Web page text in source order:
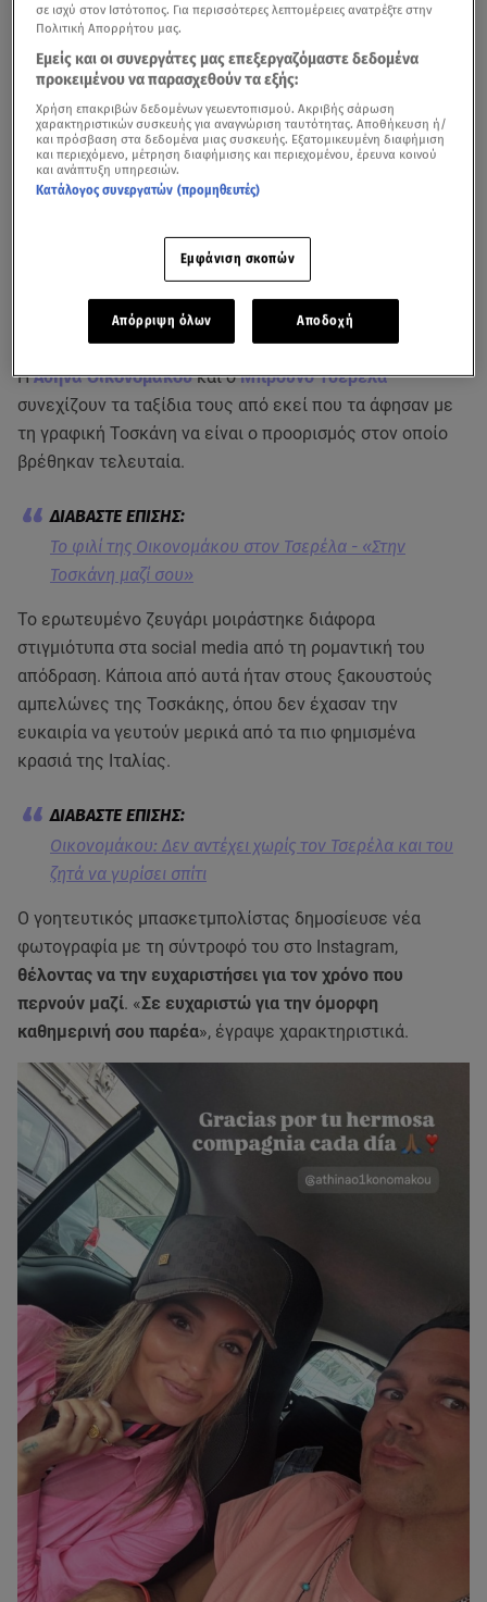
Δείτε πρόσφατες δηλώσεις της Αθηνάς Οικονομάκου για τον σύντροφό
της στην κάμερα του Πρωινού
ΗΑθηνά Οικονομάκουκαι οΜπρούνο Τσερέλα
συνεχίζουν τα ταξίδια τους από εκεί που τα άφησαν με
τη γραφική Τοσκάνη να είναι ο προορισμός στον οποίο
βρέθηκαν τελευταία.
Το φιλί της Οικονομάκου στον Τσερέλα - «Στην
Τοσκάνη μαζί σου»
Το ερωτευμένο ζευγάρι μοιράστηκε διάφορα
στιγμιότυπα στα social media από τη ρομαντική του
απόδραση. Κάποια από αυτά ήταν στους ξακουστούς
αμπελώνες της Τοσκάκης, όπου δεν έχασαν την
ευκαιρία να γευτούν μερικά από τα πιο φημισμένα
κρασιά της Ιταλίας.
Οικονομάκου: Δεν αντέχει χωρίς τον Τσερέλα και του
ζητά να γυρίσει σπίτι
Ο γοητευτικός μπασκετμπολίστας δημοσίευσε νέα
φωτογραφία με τη σύντροφό του στο Instagram,
θέλοντας να την ευχαριστήσει για τον χρόνο που
περνούν μαζί. «Σε ευχαριστώ για την όμορφη
καθημερινή σου παρέα», έγραψε χαρακτηριστικά.
σε ισχύ στον Ιστότοπος. Για περισσότερες λεπτομέρειες ανατρέξτε στην
Πολιτική Απορρήτου μας.
Εμείς και οι συνεργάτες μας επεξεργαζόμαστε δεδομένα
προκειμένου να παρασχεθούν τα εξής:
Χρήση επακριβών δεδομένων γεωεντοπισμού. Ακριβής σάρωση
χαρακτηριστικών συσκευής για αναγνώριση ταυτότητας. Αποθήκευση ή/
και πρόσβαση στα δεδομένα μιας συσκευής. Εξατομικευμένη διαφήμιση
και περιεχόμενο, μέτρηση διαφήμισης και περιεχομένου, έρευνα κοινού
και ανάπτυξη υπηρεσιών.
Κατάλογος συνεργατών (προμηθευτές)
Εμφάνιση σκοπών
Απόρριψη όλων Αποδοχή